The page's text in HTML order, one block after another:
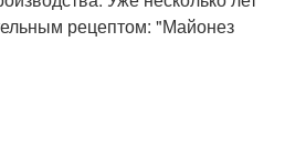
рецептом: "Майонез